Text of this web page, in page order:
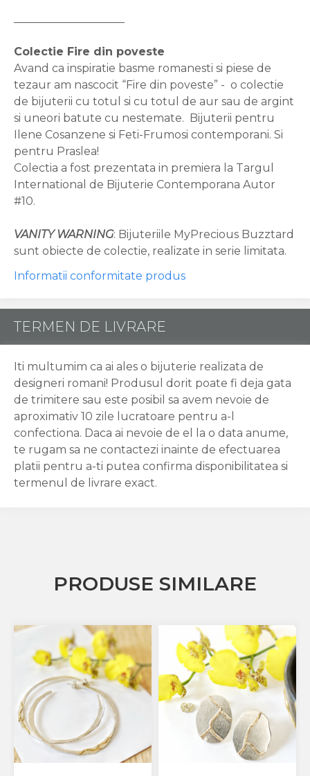
Colectie Fire din poveste
Avand ca inspiratie basme romanesti si piese de
tezaur am nascocit “Fire din poveste” - o colectie
de bijuterii cu totul si cu totul de aur sau de argint
si uneori batute cu nestemate. Bijuterii pentru
Ilene Cosanzene si Feti-Frumosi contemporani. Si
pentru Praslea!
Colectia a fost prezentata in premiera la Targul
International de Bijuterie Contemporana Autor
#10.
VANITY WARNING: Bijuteriile MyPrecious Buzztard
sunt obiecte de colectie, realizate in serie limitata.
Informatii conformitate produs
TERMEN DE LIVRARE
Iti multumim ca ai ales o bijuterie realizata de
designeri romani! Produsul dorit poate fi deja gata
de trimitere sau este posibil sa avem nevoie de
aproximativ 10 zile lucratoare pentru a-l
confectiona. Daca ai nevoie de el la o data anume,
te rugam sa ne contactezi inainte de efectuarea
platii pentru a-ti putea confirma disponibilitatea si
termenul de livrare exact.
PRODUSE SIMILARE